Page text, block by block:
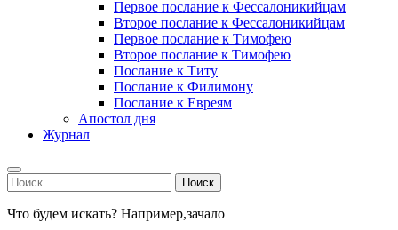
Первое послание к Фессалоникийцам
Второе послание к Фессалоникийцам
Первое послание к Тимофею
Второе послание к Тимофею
Послание к Титу
Послание к Филимону
Послание к Евреям
Апостол дня
Журнал
Найти:
Что будем искать? Например,зачало